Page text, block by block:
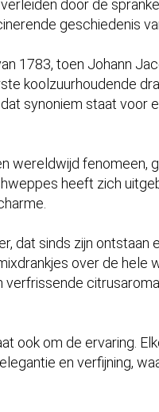
door de
geschiedenis
1783, toen Johann
koolzuurhoudende
synoniem staat voor
wereldwijd fenomeen,
heeft zich
dat sinds zijn ontstaan
over de hele
ook om de ervaring.
en verfijning,